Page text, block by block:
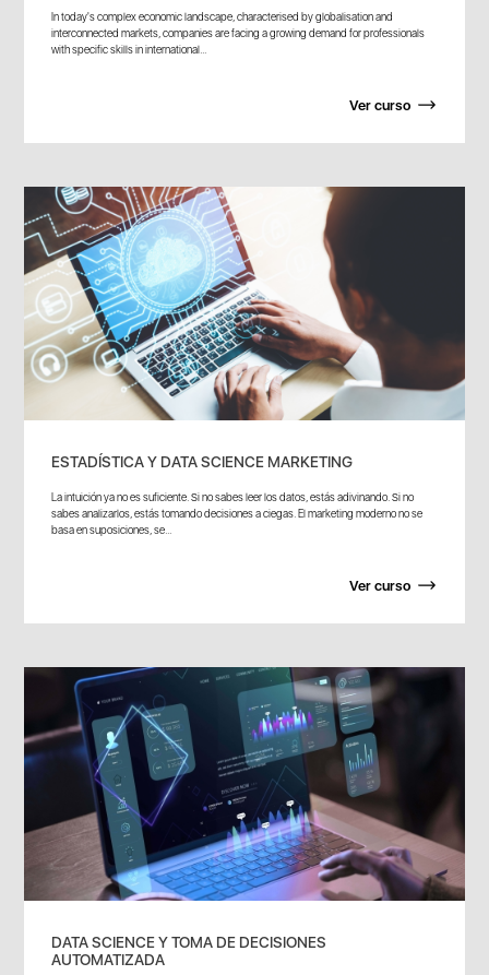
In today's complex economic landscape, characterised by globalisation and
interconnected markets, companies are facing a growing demand for professionals
with specific skills in international...
Ver curso
ESTADÍSTICA Y DATA SCIENCE MARKETING
La intuición ya no es suficiente. Si no sabes leer los datos, estás adivinando. Si no
sabes analizarlos, estás tomando decisiones a ciegas. El marketing moderno no se
basa en suposiciones, se...
Ver curso
DATA SCIENCE Y TOMA DE DECISIONES
AUTOMATIZADA